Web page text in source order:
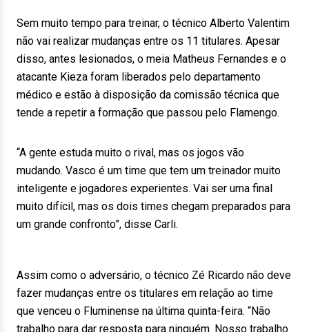
Sem muito tempo para treinar, o técnico Alberto Valentim
não vai realizar mudanças entre os 11 titulares. Apesar
disso, antes lesionados, o meia Matheus Fernandes e o
atacante Kieza foram liberados pelo departamento
médico e estão à disposição da comissão técnica que
tende a repetir a formação que passou pelo Flamengo.
“A gente estuda muito o rival, mas os jogos vão
mudando. Vasco é um time que tem um treinador muito
inteligente e jogadores experientes. Vai ser uma final
muito difícil, mas os dois times chegam preparados para
um grande confronto”, disse Carli.
Assim como o adversário, o técnico Zé Ricardo não deve
fazer mudanças entre os titulares em relação ao time
que venceu o Fluminense na última quinta-feira. “Não
trabalho para dar resposta para ninguém. Nosso trabalho